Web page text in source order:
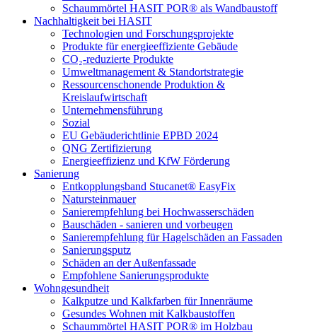
Schaummörtel HASIT POR® als Wandbaustoff
Nachhaltigkeit bei HASIT
Technologien und Forschungsprojekte
Produkte für energieeffiziente Gebäude
CO₂-reduzierte Produkte
Umweltmanagement & Standortstrategie
Ressourcenschonende Produktion &
Kreislaufwirtschaft
Unternehmensführung
Sozial
EU Gebäuderichtlinie EPBD 2024
QNG Zertifizierung
Energieeffizienz und KfW Förderung
Sanierung
Entkopplungsband Stucanet® EasyFix
Natursteinmauer
Sanierempfehlung bei Hochwasserschäden
Bauschäden - sanieren und vorbeugen
Sanierempfehlung für Hagelschäden an Fassaden
Sanierungsputz
Schäden an der Außenfassade
Empfohlene Sanierungsprodukte
Wohngesundheit
Kalkputze und Kalkfarben für Innenräume
Gesundes Wohnen mit Kalkbaustoffen
Schaummörtel HASIT POR® im Holzbau